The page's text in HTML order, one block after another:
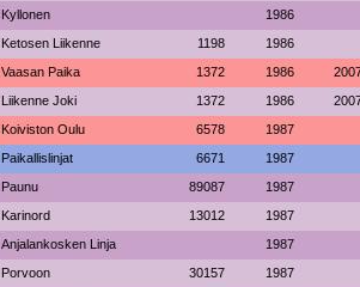
Kyllonen 1986
Ketosen Liikenne 1198 1986
Vaasan Paika 1372 1986
Liikenne Joki 1372 1986
Koiviston Oulu 6578 1987
Paikallislinjat 6671 1987
Paunu 89087 1987
Karinord 13012 1987
Anjalankosken Linja 1987
Porvoon 30157 1987